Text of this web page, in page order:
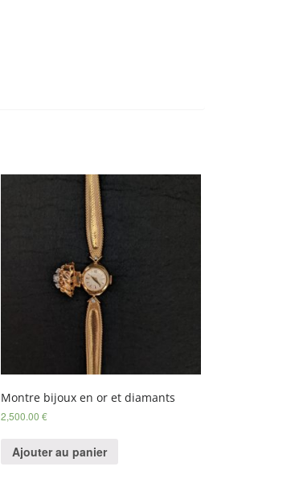
Montre bijoux en or et diamants
2,500.00€
Ajouter au panier